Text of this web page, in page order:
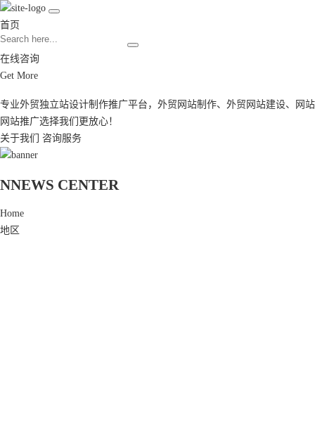
首页
在线咨询
Get More
专业外贸独立站设计制作推广平台， 外贸网站制作、 外贸网站建设、
网站
网站推广选择我们更放心！
关于我们
咨询服务
NNEWS CENTER
Home
地区